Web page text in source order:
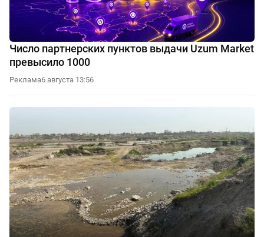
Число партнерских пунктов выдачи Uzum Market
превысило 1000
Реклама6 августа 13:56